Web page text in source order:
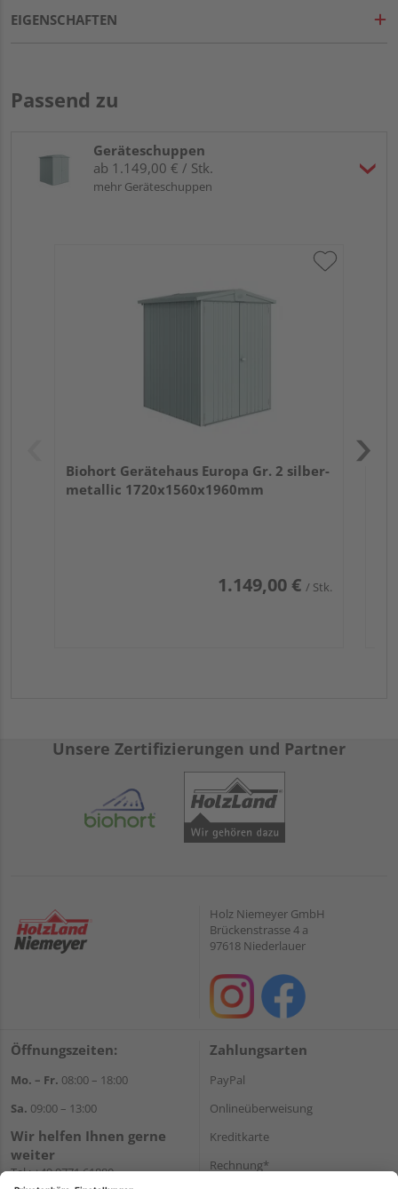
EIGENSCHAFTEN
Passend zu
Geräteschuppen
ab 1.149,00 € / Stk.
mehr Geräteschuppen
Biohort Gerätehaus Europa Gr. 2 silber-
metallic 1720x1560x1960mm
1.149,00 € / Stk.
Unsere Zertifizierungen und Partner
Holz Niemeyer GmbH
Brückenstrasse 4 a
97618 Niederlauer
Öffnungszeiten:
Mo. – Fr. 08:00 – 18:00
Sa. 09:00 – 13:00
Wir helfen Ihnen gerne
weiter
Tel.:+49 9771 61880
Zahlungsarten
PayPal
Onlineüberweisung
Kreditkarte
Rechnung*